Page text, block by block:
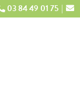
03 84 49 01 75